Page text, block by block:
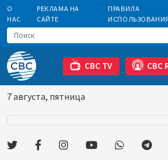
О
НАС
РЕКЛАМА НА
САЙТЕ
ПРАВИЛА
ИСПОЛЬЗОВАНИЯ
CBC TV CBC
7 августа, пятница